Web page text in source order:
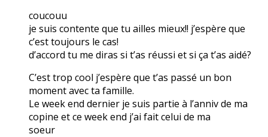
coucouu
je suis contente que tu ailles mieux!! j’espère que
c’est toujours le cas!
d’accord tu me diras si t’as réussi et si ça t’as aidé?
C’est trop cool j’espère que t’as passé un bon
moment avec ta famille.
Le week end dernier je suis partie à l’anniv de ma
copine et ce week end j’ai fait celui de ma
soeur